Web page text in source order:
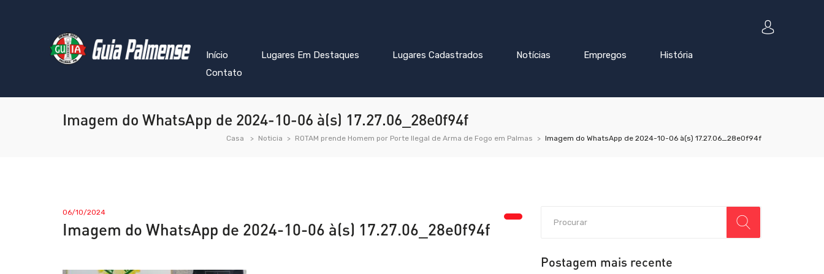
Início Lugares Em Destaques Lugares Cadastrados Notícias Empregos
História
Contato
Imagem do WhatsApp de 2024-10-06 à(s) 17.27.06_28e0f94f
Casa Noticia ROTAM prende Homem por Porte Ilegal de Arma de Fogo em Palmas Imagem do WhatsApp de 2024-10-06 à(s) 17.27.06_28e0f94f
06/10/2024
Imagem do WhatsApp de 2024-10-06 à(s) 17.27.06_28e0f94f
Postagem mais recente